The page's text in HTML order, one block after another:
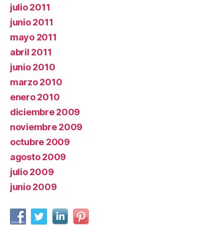
julio 2011
junio 2011
mayo 2011
abril 2011
junio 2010
marzo 2010
enero 2010
diciembre 2009
noviembre 2009
octubre 2009
agosto 2009
julio 2009
junio 2009